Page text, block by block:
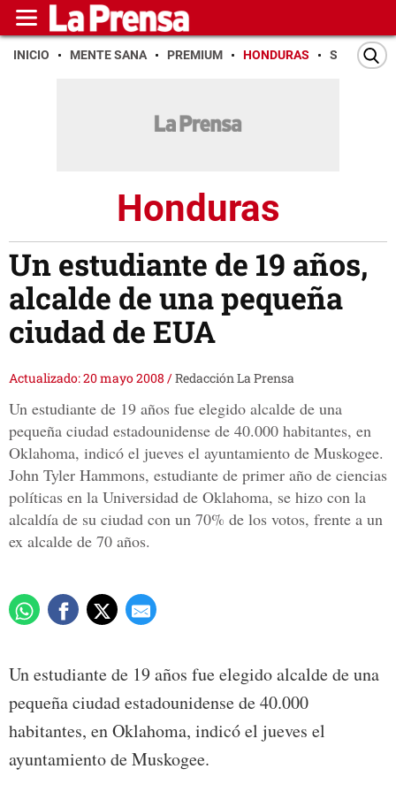
INICIO MENTE SANA PREMIUM HONDURAS SAN PEDRO
Honduras
Un estudiante de 19 años,
alcalde de una pequeña
ciudad de EUA
Actualizado: 20 mayo 2008 /Redacción La Prensa
Un estudiante de 19 años fue elegido alcalde de una
pequeña ciudad estadounidense de 40.000 habitantes, en
Oklahoma, indicó el jueves el ayuntamiento de Muskogee.
John Tyler Hammons, estudiante de primer año de ciencias
políticas en la Universidad de Oklahoma, se hizo con la
alcaldía de su ciudad con un 70% de los votos, frente a un
ex alcalde de 70 años.
Un estudiante de 19 años fue elegido alcalde de una
pequeña ciudad estadounidense de 40.000
habitantes, en Oklahoma, indicó el jueves el
ayuntamiento de Muskogee.